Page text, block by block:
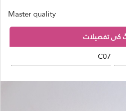
Master quality
کی تفصیلات
C07